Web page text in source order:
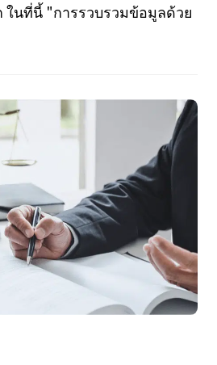
ในที่นี้ "การรวบรวมข้อมูลด้วย